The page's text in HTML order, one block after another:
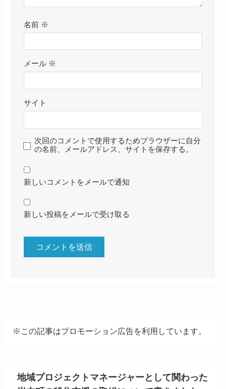
名前 ※
メール ※
サイト
次回のコメントで使用するためブラウザーに自分
の名前、メールアドレス、サイトを保存する。
新しいコメントをメールで通知
新しい投稿をメールで受け取る
※この記事はプロモーション広告を利用しています。
地域プロジェクトマネージャーとして関わった